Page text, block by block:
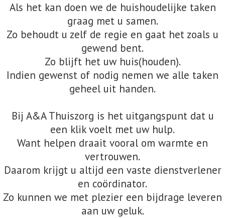
Als het kan doen we de huishoudelijke taken
graag met u samen.
Zo behoudt u zelf de regie en gaat het zoals u
gewend bent.
Zo blijft het uw huis(houden).
Indien gewenst of nodig nemen we alle taken
geheel uit handen.
Bij A&A Thuiszorg is het uitgangspunt dat u
een klik voelt met uw hulp.
Want helpen draait vooral om warmte en
vertrouwen.
Daarom krijgt u altijd een vaste dienstverlener
en coördinator.
Zo kunnen we met plezier een bijdrage leveren
aan uw geluk.